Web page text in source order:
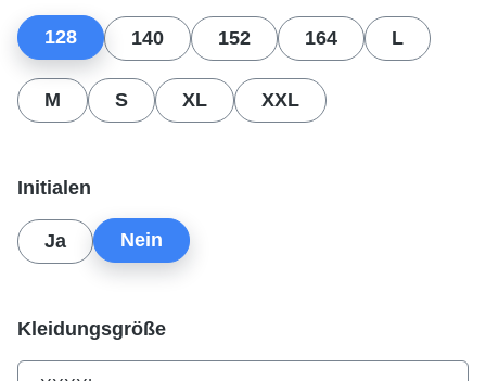
128 140 152 164 L
M S XL XXL
Initialen
Ja Nein
Kleidungsgrößeauswählen